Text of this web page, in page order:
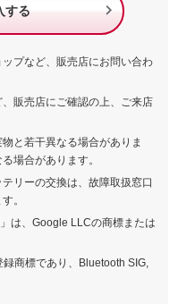
する 
プなど、販売店にお問い合わ
販売店にご確認の上、ご来店
と若干異なる場合がありま
場合があります。
リーの交換は、故障取扱窓口
。
は、Google LLCの商標または
商標であり、Bluetooth SIG,